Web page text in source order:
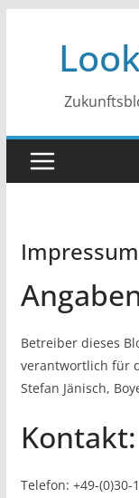
springen
Impressum
Betreiber dieses
verantwortlich für
Stefan Jänisch,
Kontakt:
Telefon: +49-(0)30-